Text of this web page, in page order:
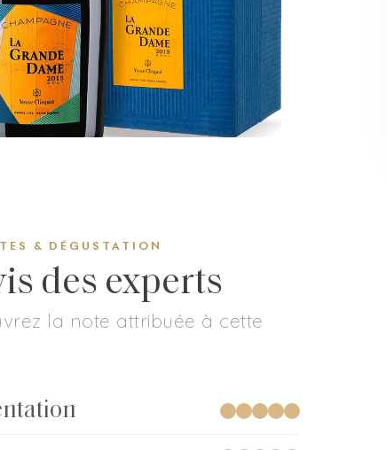
& DÉGUSTATION
des experts
la note attribuée à cette